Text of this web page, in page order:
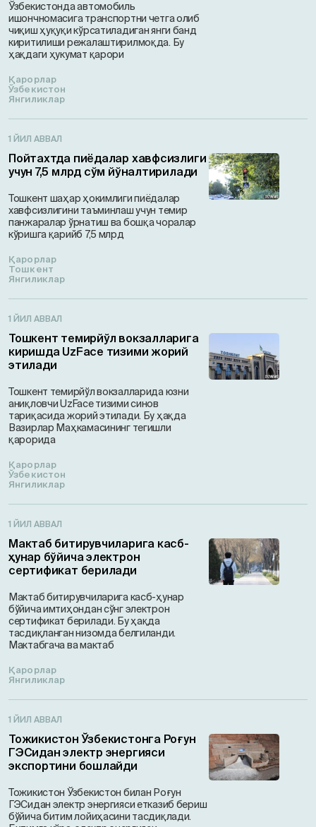
Ўзбекистонда автомобиль
ишончномасига транспортни четга олиб
чиқиш ҳуқуқи кўрсатиладиган янги банд
киритилиши режалаштирилмоқда. Бу
ҳақдаги ҳукумат қарори
Қарорлар
Ўзбекистон
Янгиликлар
1 ЙИЛ АВВАЛ
Пойтахтда пиёдалар хавфсизлиги
учун 7,5 млрд сўм йўналтирилади
Тошкент шаҳар ҳокимлиги пиёдалар
хавфсизлигини таъминлаш учун темир
панжаралар ўрнатиш ва бошқа чоралар
кўришга қарийб 7,5 млрд
Қарорлар
Тошкент
Янгиликлар
1 ЙИЛ АВВАЛ
Тошкент темирйўл вокзалларига
киришда UzFace тизими жорий
этилади
Тошкент темирйўл вокзалларида юзни
аниқловчи UzFace тизими синов
тариқасида жорий этилади. Бу ҳақда
Вазирлар Маҳкамасининг тегишли
қарорида
Қарорлар
Ўзбекистон
Янгиликлар
1 ЙИЛ АВВАЛ
Мактаб битирувчиларига касб-
ҳунар бўйича электрон
сертификат берилади
Мактаб битирувчиларига касб-ҳунар
бўйича имтиҳондан сўнг электрон
сертификат берилади. Бу ҳақда
тасдиқланган низомда белгиланди.
Мактабгача ва мактаб
Қарорлар
Янгиликлар
1 ЙИЛ АВВАЛ
Тожикистон Ўзбекистонга Роғун
ГЭСидан электр энергияси
экспортини бошлайди
Тожикистон Ўзбекистон билан Роғун
ГЭСидан электр энергияси етказиб бериш
бўйича битим лойиҳасини тасдиқлади.